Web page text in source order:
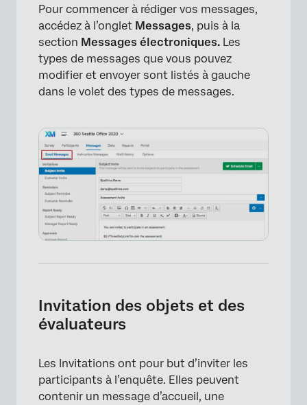
Planification des courriels
Participants par critères
Messages personnalisés
Pour commencer à rédiger vos messages,
accédez à l’onglet Messages, puis à la
section Messages électroniques. Les
types de messages que vous pouvez
modifier et envoyer sont listés à gauche
dans le volet des types de messages.
Invitation des objets et des
évaluateurs
Les Invitations ont pour but d’inviter les
participants à l’enquête. Elles peuvent
contenir un message d’accueil, une